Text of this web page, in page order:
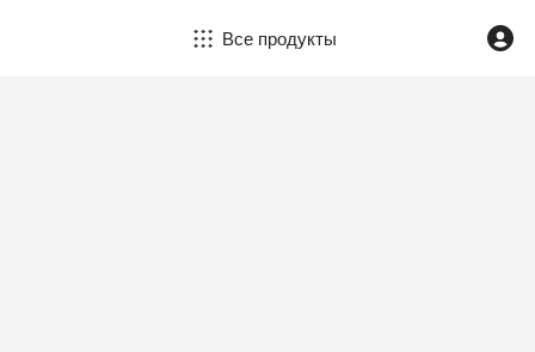
Все продукты